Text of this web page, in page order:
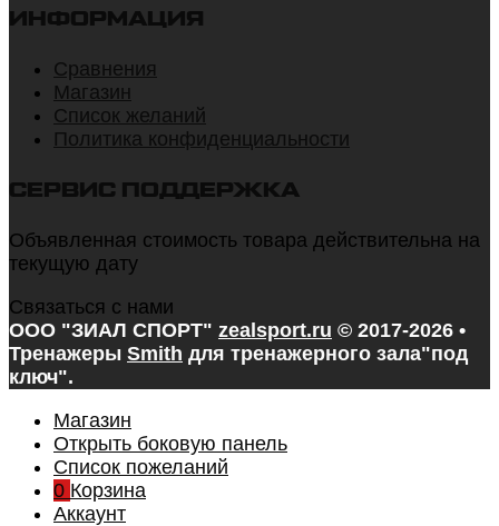
ИНФОРМАЦИЯ
Сравнения
Магазин
Список желаний
Политика конфиденциальности
СЕРВИС ПОДДЕРЖКА
Объявленная стоимость товара действительна на
текущую дату
Связаться с нами
ООО "ЗИАЛ СПОРТ" zealsport.ru © 2017-2026 •
Тренажеры Smith для тренажерного зала"под
ключ".
Магазин
Открыть боковую панель
Список пожеланий
0 Корзина
Аккаунт